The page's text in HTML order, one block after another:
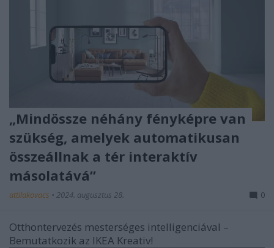
„Mindössze néhány fényképre van
szükség, amelyek automatikusan
összeállnak a tér interaktív
másolatává”
attilakovacs • 2024. augusztus 28. 0
Otthontervezés mesterséges intelligenciával –
Bemutatkozik az IKEA Kreativ!